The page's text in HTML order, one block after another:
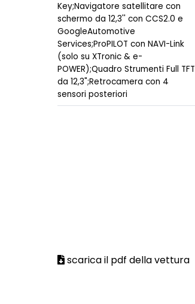
Key;Navigatore satellitare con
schermo da 12,3'' con CCS2.0 e
GoogleAutomotive
Services;ProPILOT con NAVI-Link
(solo su XTronic & e-
POWER);Quadro Strumenti Full TFT
da 12,3";Retrocamera con 4
sensori posteriori
scarica il pdf della vettura